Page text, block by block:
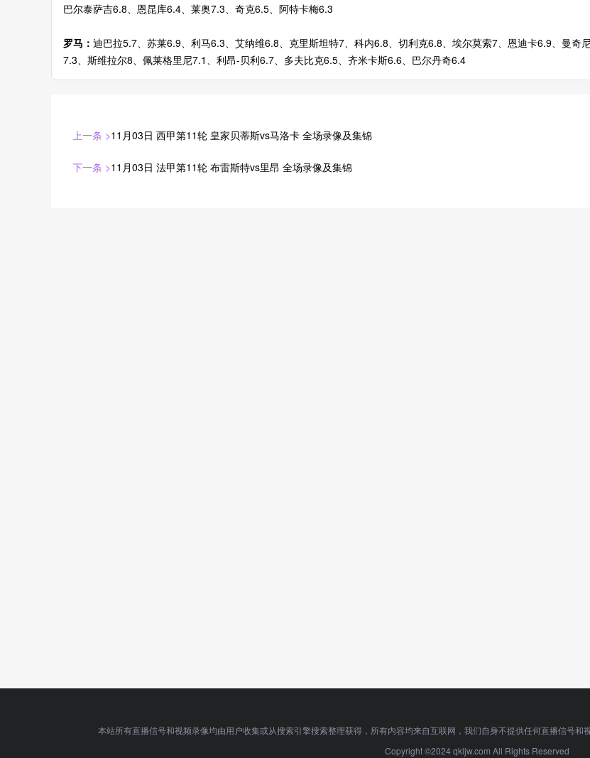
巴尔泰萨吉6.8、恩昆库6.4、莱奥7.3、奇克6.5、阿特卡梅6.3
罗马： 迪巴拉5.7、苏莱6.9、利马6.3、艾纳维6.8、克里斯坦特7、科内6.8、切利克6.8、埃尔莫索7、恩迪卡6.9、曼奇
7.3、斯维拉尔8、佩莱格里尼7.1、利昂-贝利6.7、多夫比克6.5、齐米卡斯6.6、巴尔丹奇6.4
上一条 >11月03日 西甲第11轮 皇家贝蒂斯vs马洛卡 全场录像及集锦
下一条 >11月03日 法甲第11轮 布雷斯特vs里昂 全场录像及集锦
本站所有直播信号和视频录像均由用户收集或从搜索引擎搜索整理获得，所有内容均来自互联网，我们自身不提供任何直播信号和
Copyright ©2024 qkljw.com All Rights Reserved